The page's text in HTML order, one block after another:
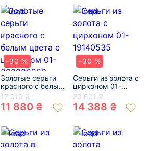
-30 %
Золотые серьги
красного с белым
цвета с цирконом
01-200086260
17 010 ₴
11 880 ₴
-30 %
Серьги из золота с
цирконом 01-
19140535
20 601 ₴
14 388 ₴